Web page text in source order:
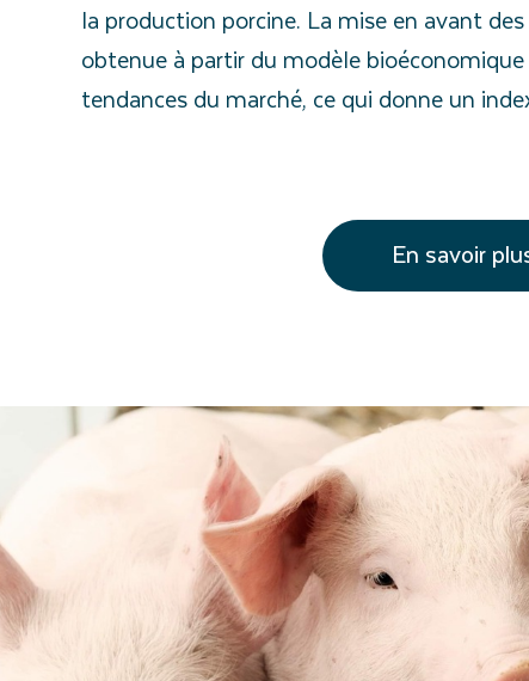
la production porcine. La mise en avant
obtenue à partir du modèle
tendances du marché, ce qui donne un
En savoir